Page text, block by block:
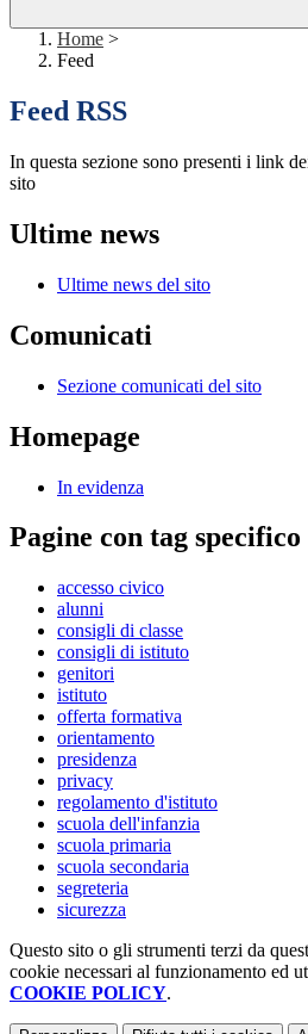
Home >
Feed
Feed RSS
In questa sezione sono presenti i link
sito
Ultime news
Ultime news del sito
Comunicati
Sezione comunicati del sito
Homepage
In evidenza
Pagine con tag specifico
accesso civico
alunni
consigli di classe
consigli di istituto
genitori
istituto
offerta formativa
orientamento
presidenza
privacy
regolamento d'istituto
scuola dell'infanzia
scuola primaria
scuola secondaria
segreteria
sicurezza
Questo sito o gli strumenti terzi da
cookie necessari al funzionamento ed
COOKIE POLICY.